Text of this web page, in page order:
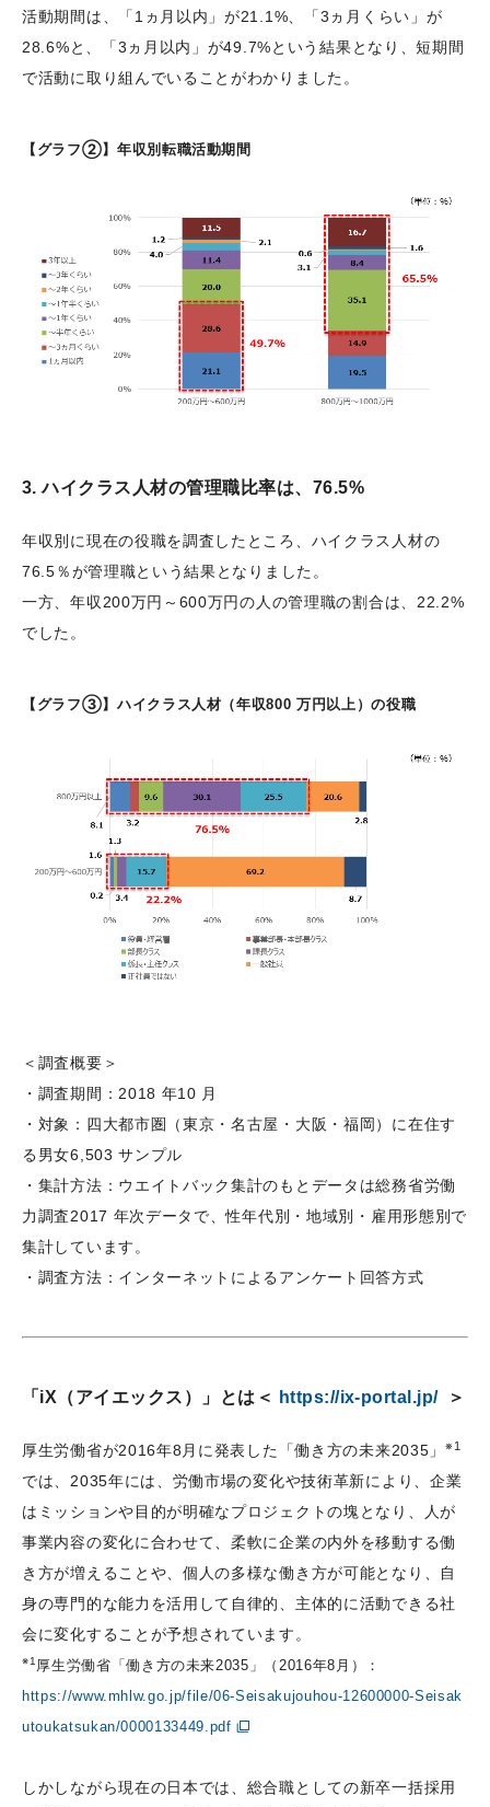
活動期間は、「1ヵ月以内」が21.1%、「3ヵ月くらい」が
28.6%と、「3ヵ月以内」が49.7%という結果となり、短期間
で活動に取り組んでいることがわかりました。
【グラフ②】年収別転職活動期間
3. ハイクラス人材の管理職比率は、76.5%
年収別に現在の役職を調査したところ、ハイクラス人材の
76.5％が管理職という結果となりました。
一方、年収200万円～600万円の人の管理職の割合は、22.2%
でした。
【グラフ③】ハイクラス人材（年収800 万円以上）の役職
＜調査概要＞
・調査期間：2018 年10 月
・対象：四大都市圏（東京・名古屋・大阪・福岡）に在住す
る男女6,503 サンプル
・集計方法：ウエイトバック集計のもとデータは総務省労働
力調査2017 年次データで、性年代別・地域別・雇用形態別で
集計しています。
・調査方法：インターネットによるアンケート回答方式
「iX（アイエックス）」とは＜ https://ix-portal.jp/ ＞
厚生労働省が2016年8月に発表した「働き方の未来2035」※1
では、2035年には、労働市場の変化や技術革新により、企業
はミッションや目的が明確なプロジェクトの塊となり、人が
事業内容の変化に合わせて、柔軟に企業の内外を移動する働
き方が増えることや、個人の多様な働き方が可能となり、自
身の専門的な能力を活用して自律的、主体的に活動できる社
会に変化することが予想されています。
※1 厚生労働省「働き方の未来2035」（2016年8月）：
https://www.mhlw.go.jp/file/06-Seisakujouhou-12600000-Seisak
utoukatsukan/0000133449.pdf
しかしながら現在の日本では、総合職としての新卒一括採用